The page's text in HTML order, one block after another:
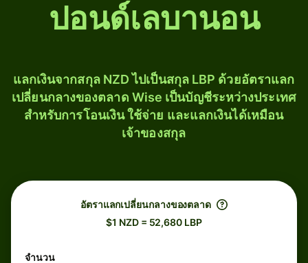
ปอนด์เลบานอน
แลกเงินจากสกุล NZD ไปเป็นสกุล LBP ด้วยอัตราแลก
เปลี่ยนกลางของตลาด Wise เป็นบัญชีระหว่างประเทศ
สำหรับการโอนเงิน ใช้จ่าย และแลกเงินได้เหมือน
เจ้าของสกุล
อัตราแลกเปลี่ยนกลางของตลาด
$1 NZD = 52,680 LBP
จำนวน